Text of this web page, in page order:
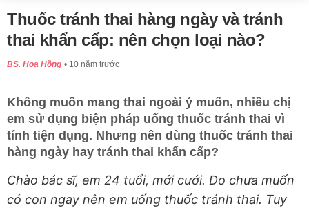
Thuốc tránh thai hàng ngày và tránh
thai khẩn cấp: nên chọn loại nào?
BS. Hoa Hồng 10 năm trước
Không muốn mang thai ngoài ý muốn, nhiều chị
em sử dụng biện pháp uống thuốc tránh thai vì
tính tiện dụng. Nhưng nên dùng thuốc tránh thai
hàng ngày hay tránh thai khẩn cấp?
Chào bác sĩ, em 24 tuổi, mới cưới. Do chưa muốn
có con ngay nên em uống thuốc tránh thai. Tuy